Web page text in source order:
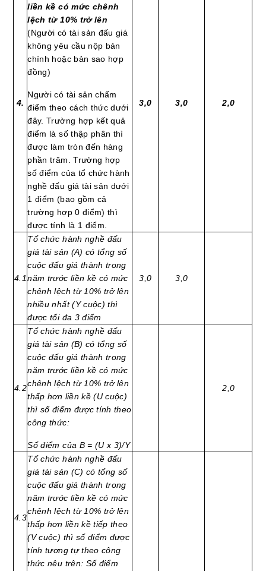
4.
liền kề có mức chênh
lệch từ 10% trở lên
(Người có tài sản đấu giá
không yêu cầu nộp bản
chính hoặc bản sao hợp
đồng)
Người có tài sản chấm
điểm theo cách thức dưới
đây. Trường hợp kết quả
điểm là số thập phân thì
được làm tròn đến hàng
phần trăm. Trường hợp
số điểm của tổ chức hành
nghề đấu giá tài sản dưới
1 điểm (bao gồm cả
trường hợp 0 điểm) thì
được tính là 1 điểm.
3,0 3,0 2,0
4.1
Tổ chức hành nghề đấu
giá tài sản (A) có tổng số
cuộc đấu giá thành trong
năm trước liền kề có mức
chênh lệch từ 10% trở lên
nhiều nhất (Y cuộc) thì
được tối đa 3 điểm
3,0 3,0
4.2
Tổ chức hành nghề đấu
giá tài sản (B) có tổng số
cuộc đấu giá thành trong
năm trước liền kề có mức
chênh lệch từ 10% trở lên
thấp hơn liền kề (U cuộc)
thì số điểm được tính theo
công thức:
Số điểm của B = (U x 3)/Y
2,0
4.3
Tổ chức hành nghề đấu
giá tài sản (C) có tổng số
cuộc đấu giá thành trong
năm trước liền kề có mức
chênh lệch từ 10% trở lên
thấp hơn liền kề tiếp theo
(V cuộc) thì số điểm được
tính tương tự theo công
thức nêu trên: Số điểm